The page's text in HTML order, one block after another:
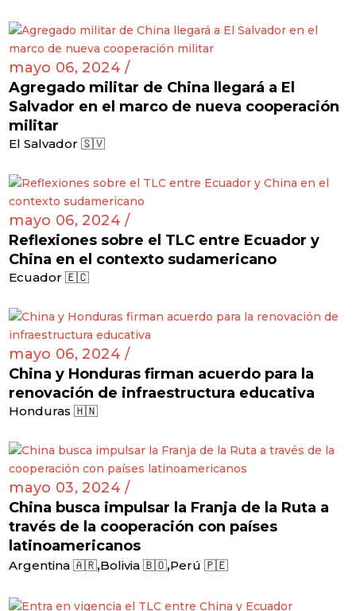
mayo 06, 2024 /
Agregado militar de China llegará a El
Salvador en el marco de nueva cooperación
militar
El Salvador 🇸🇻
mayo 06, 2024 /
Reflexiones sobre el TLC entre Ecuador y
China en el contexto sudamericano
Ecuador 🇪🇨
mayo 06, 2024 /
China y Honduras firman acuerdo para la
renovación de infraestructura educativa
Honduras 🇭🇳
mayo 03, 2024 /
China busca impulsar la Franja de la Ruta a
través de la cooperación con países
latinoamericanos
Argentina 🇦🇷,Bolivia 🇧🇴,Perú 🇵🇪